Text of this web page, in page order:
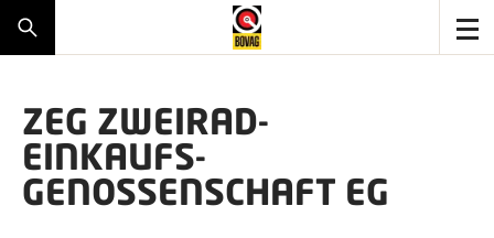
ZEG ZWEIRAD-
EINKAUFS-
GENOSSENSCHAFT EG